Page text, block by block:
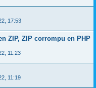
17:53
ZIP, ZIP corrompu en PHP
11:23
11:19